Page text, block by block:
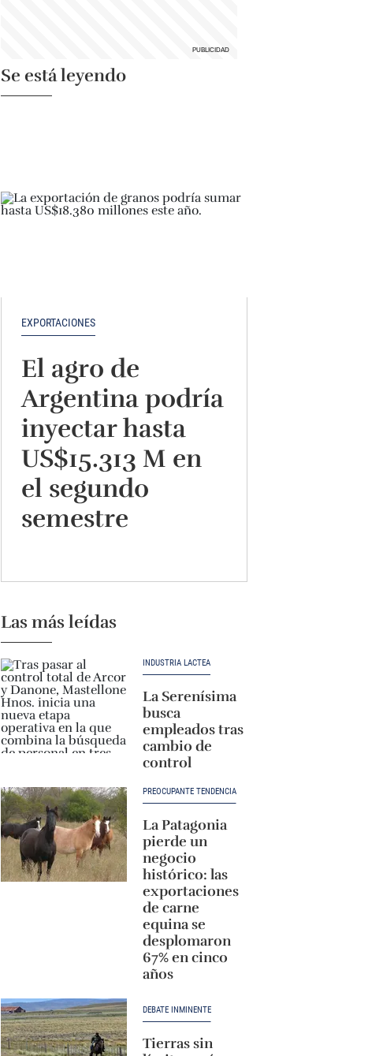
Se está leyendo
EXPORTACIONES
El agro de
Argentina podría
inyectar hasta
US$15.313 M en
el segundo
semestre
Las más leídas
INDUSTRIA LÁCTEA
La Serenísima
busca
empleados tras
cambio de
control
PREOCUPANTE TENDENCIA
La Patagonia
pierde un
negocio
histórico: las
exportaciones
de carne
equina se
desplomaron
67% en cinco
años
DEBATE INMINENTE
Tierras sin